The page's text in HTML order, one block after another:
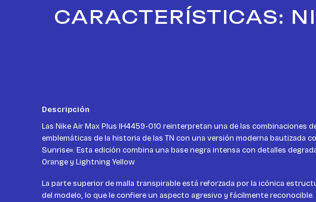
CARACTERÍSTICAS:
Descripción
Las Nike Air Max Plus IH4459-010 reinterpretan una de las combinaciones
emblemáticas de la historia de las TN con una versión moderna bautizada
Sunrise». Esta edición combina una base negra intensa con detalles
Orange y Lightning Yellow
La parte superior de malla transpirable está reforzada por la icónica
del modelo, lo que le confiere un aspecto agresivo y fácilmente reconocible.